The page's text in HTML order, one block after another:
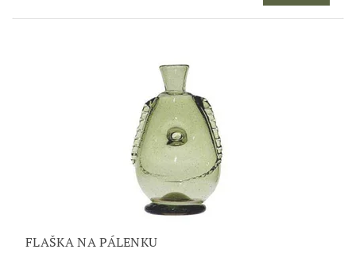
FLAŠKA NA PÁLENKU